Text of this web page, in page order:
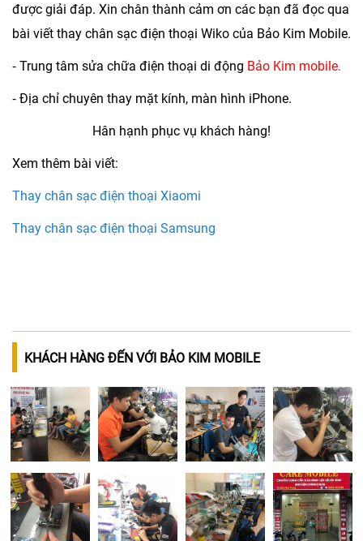
được giải đáp. Xin chân thành cảm ơn các bạn đã đọc qua
bài viết thay chân sạc điện thoại Wiko của Bảo Kim Mobile.
⁃ Trung tâm sửa chữa điện thoại di động Bảo Kim mobile.
⁃ Địa chỉ chuyên thay mặt kính, màn hình iPhone.
Hân hạnh phục vụ khách hàng!
Xem thêm bài viết:
Thay chân sạc điện thoại Xiaomi
Thay chân sạc điện thoại Samsung
KHÁCH HÀNG ĐẾN VỚI BẢO KIM MOBILE